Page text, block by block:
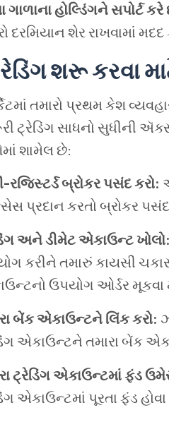
ગાળાના હોલ્ડિંગને સપોર્ટ કરે
દરમિયાન શેર રાખવામાં
શરૂ કરવા
તમારો પ્રથમ કેશ
ટ્રેડિંગ સાધનો સુધીની
શામેલ છે:
રજિસ્ટર્ડ બ્રોકર પસંદ કરો:
પ્રદાન કરતો બ્રોકર પસંદ
અને ડીમેટ એકાઉન્ટ ખોલો:
કરીને તમારું કાયસી
ઉપયોગ ઓર્ડર મૂકવા
બેંક એકાઉન્ટને લિંક કરો:
એકાઉન્ટને તમારા બેંક
ટ્રેડિંગ એકાઉન્ટમાં ફંડ
એકાઉન્ટમાં પૂરતા ફંડ